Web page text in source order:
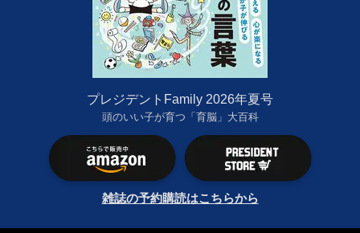
プレジデントFamily 2026年夏号
頭のいい子が育つ「育脳」大百科
雑誌の予約購読はこちらから